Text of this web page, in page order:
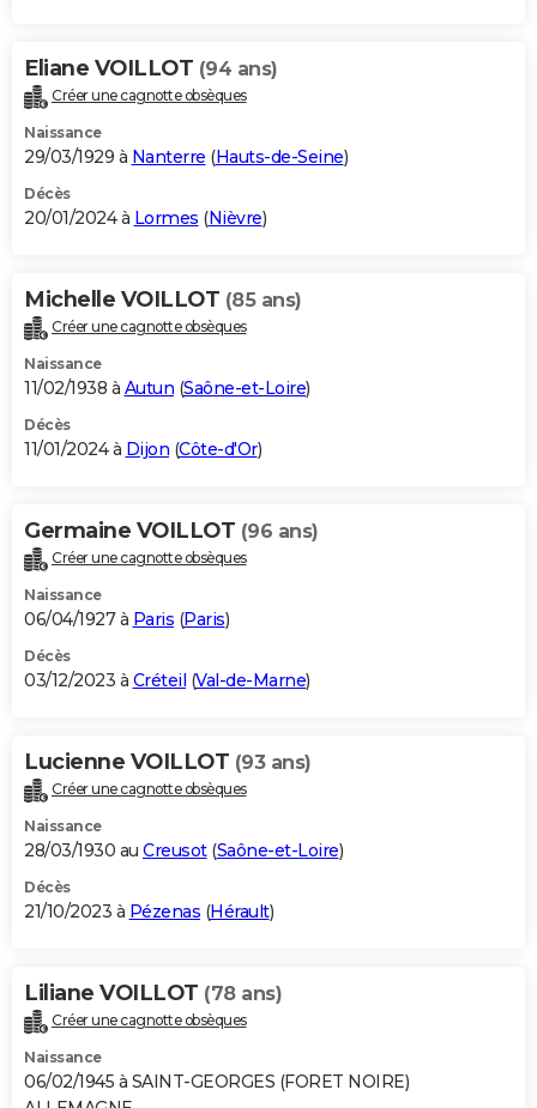
Eliane VOILLOT (94 ans)
Créer une cagnotte obsèques
Naissance
29/03/1929 à Nanterre (Hauts-de-Seine)
Décès
20/01/2024 à Lormes (Nièvre)
Michelle VOILLOT (85 ans)
Créer une cagnotte obsèques
Naissance
11/02/1938 à Autun (Saône-et-Loire)
Décès
11/01/2024 à Dijon (Côte-d'Or)
Germaine VOILLOT (96 ans)
Créer une cagnotte obsèques
Naissance
06/04/1927 à Paris (Paris)
Décès
03/12/2023 à Créteil (Val-de-Marne)
Lucienne VOILLOT (93 ans)
Créer une cagnotte obsèques
Naissance
28/03/1930 au Creusot(Saône-et-Loire)
Décès
21/10/2023 à Pézenas (Hérault)
Liliane VOILLOT (78 ans)
Créer une cagnotte obsèques
Naissance
06/02/1945 à SAINT-GEORGES (FORET NOIRE)